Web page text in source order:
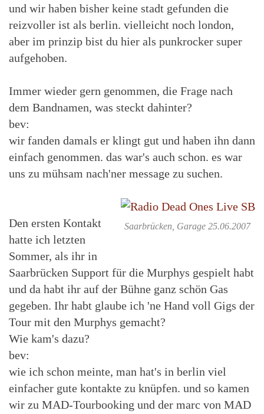
und wir haben bisher keine stadt gefunden die
reizvoller ist als berlin. vielleicht noch london,
aber im prinzip bist du hier als punkrocker super
aufgehoben.
Immer wieder gern genommen, die Frage nach
dem Bandnamen, was steckt dahinter?
bev:
wir fanden damals er klingt gut und haben ihn dann
einfach genommen. das war's auch schon. es war
uns zu mühsam nach'ner message zu suchen.
Saarbrücken, Garage 25.06.2007
Den ersten Kontakt
hatte ich letzten
Sommer, als ihr in
Saarbrücken Support für die Murphys gespielt habt
und da habt ihr auf der Bühne ganz schön Gas
gegeben. Ihr habt glaube ich 'ne Hand voll Gigs der
Tour mit den Murphys gemacht?
Wie kam's dazu?
bev:
wie ich schon meinte, man hat's in berlin viel
einfacher gute kontakte zu knüpfen. und so kamen
wir zu MAD-Tourbooking und der marc von MAD